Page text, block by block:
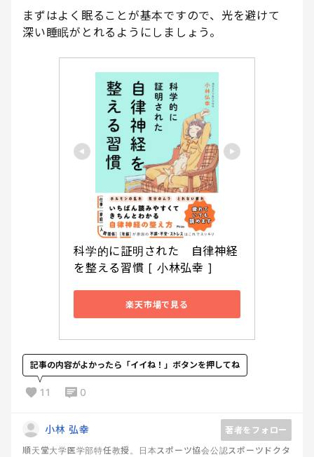
まずはよく眠ることが基本ですので、光を避けて
深い睡眠がとれるようにしましょう。
科学的に証明された　自律神経
を整える習慣 [ 小林弘幸 ]
楽天市場で見る
記事の内容がよかったら「イイね！」ボタンを押してね
11 0
小林 弘幸
著者をフォロー
順天堂大学医学部特任教授。日本スポーツ協会公認スポーツドクタ